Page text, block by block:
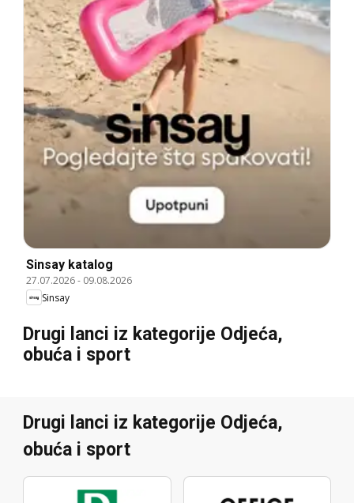
Sinsay katalog
27.07.2026- 09.08.2026
Sinsay
Drugi lanci iz kategorije Odjeća,
obuća i sport
Drugi lanci iz kategorije Odjeća,
obuća i sport